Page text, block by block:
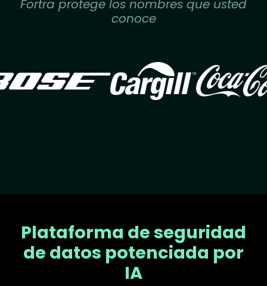
Fortra protege los nombres que usted
conoce
Image
Plataforma de seguridad
de datos potenciada por
IA